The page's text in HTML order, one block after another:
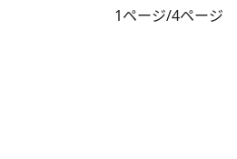
1ページ/4ページ